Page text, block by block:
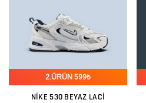
2.ÜRÜN 599₺
NIKE 530 BEYAZ LACI